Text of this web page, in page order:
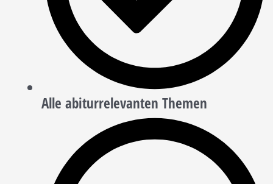
Alle abiturrelevanten Themen